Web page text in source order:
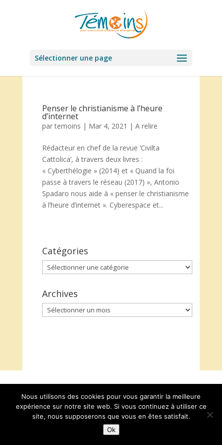
Sélectionner une page
Penser le christianisme à l’heure
d’internet
partemoins | Mar 4, 2021 | A relire
Rédacteur en chef de la revue ‘Civilta
Cattolica’, à travers deux livres :
« Cyberthélogie » (2014) et « Quand la foi
passe à travers le réseau (2017) », Antonio
Spadaro nous aide à « penser le christianisme
à l’heure d’internet ». Cyberespace et...
Catégories
Catégories
Archives
Archives
Nous utilisons des cookies pour vous garantir la meilleure
expérience sur notre site web. Si vous continuez à utiliser ce
site, nous supposerons que vous en êtes satisfait.
Ok